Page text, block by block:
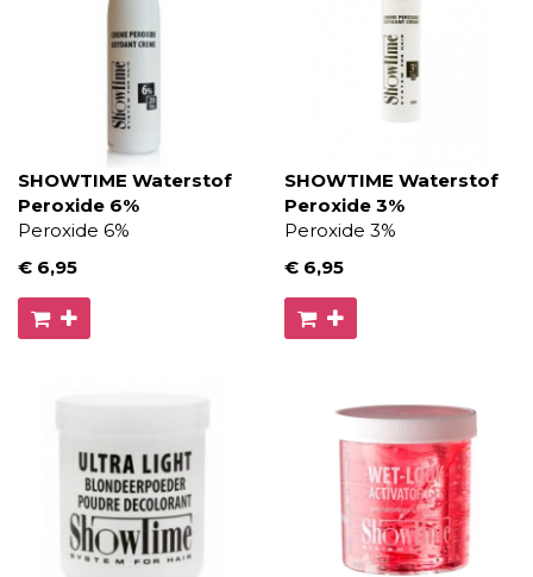
SHOWTIME Waterstof
Peroxide 6%
Peroxide 6%
€ 6,95
SHOWTIME Waterstof
Peroxide 3%
Peroxide 3%
€ 6,95